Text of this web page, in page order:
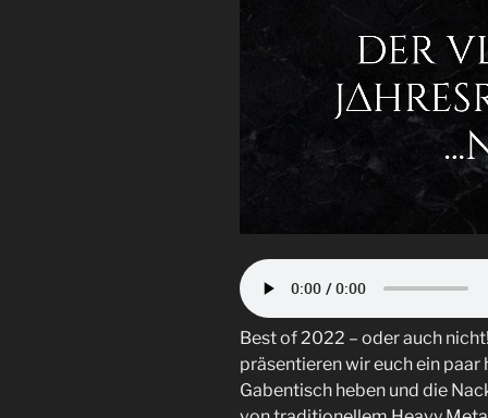
Best of 2022 – oder auch
präsentieren wir euch ein
Gabentisch heben und die